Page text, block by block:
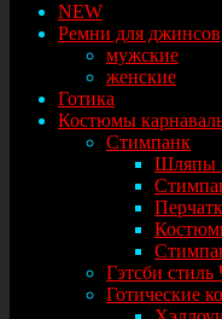
NEW
Ремни для джинсов
мужские
женские
Готика
Костюмы
Стимпанк
Шляпы
Гэтсби стиль
Готические